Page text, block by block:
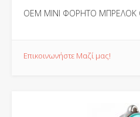
OEM MINI ΦΟΡΗΤΟ ΜΠΡΕΛΟΚ
Επικοινωνήστε Μαζί μας!